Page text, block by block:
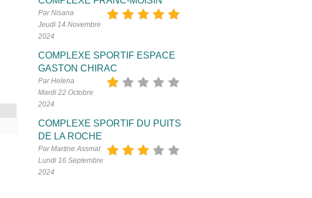
Par Nisana
Jeudi 14 Novembre
2024
COMPLEXE SPORTIF ESPACE
GASTON CHIRAC
Par Helena
Mardi 22 Octobre
2024
COMPLEXE SPORTIF DU PUITS
DE LA ROCHE
Par Martine Assmat
Lundi 16 Septembre
2024